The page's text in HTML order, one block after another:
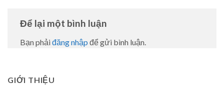
Để lại một bình luận
Bạn phải đăng nhập để gửi bình luận.
GIỚI THIỆU